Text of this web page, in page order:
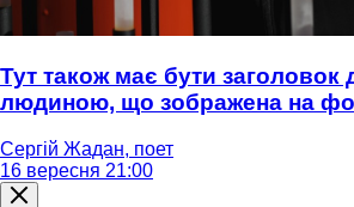
Тут також має бути заголовок
людиною, що зображена на
Сергій Жадан, поет
16 вересня 21:00